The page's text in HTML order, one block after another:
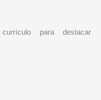
para destacar